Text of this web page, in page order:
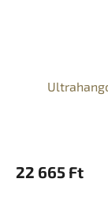
22 665 Ft